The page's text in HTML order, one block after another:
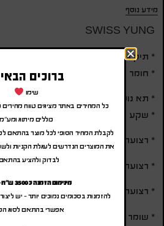
מידע נוסף
SWISS YUNG
* תיק גב אורתופדי נגד גניבות סדרה A למחשב נייד
* חומר PU משולב בד איכותי
* תא נוסף לאייפד
* שקע טעינה USB חיצוני
* רצועת כתף פרימיום
* רצועת נשיאה פרימיום
* רצועה מותאמת למזוודה
* שומר טמפרטורה
ברוכים
שימו
כל המחירים באתר מציגים טווח מחירים
כוללים מיתוג ומע"מ
לקבלת המחיר הסופי לכל מוצר בהתאם
את המוצרים הנדרשים לעגלת הקניות
לבדוק ולהציע
מינימום הזמנה כ 3500 ש"ח + מע"מ
להזמנות בסכומים נמוכים יותר – יש
אפשרי בהתאם לסוג